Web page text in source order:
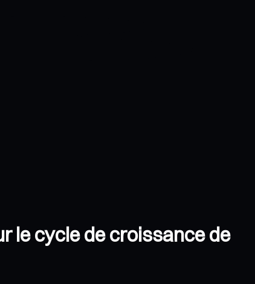
le cycle de croissance de